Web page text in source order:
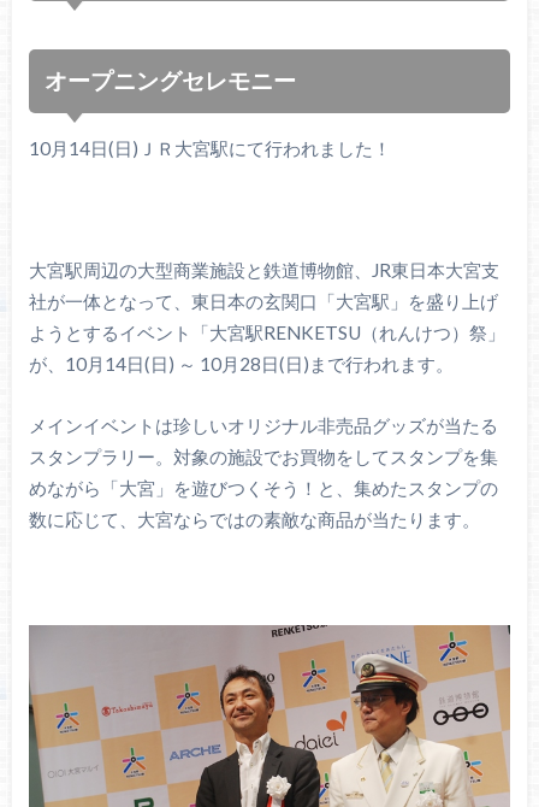
オープニングセレモニー
10月14日(日)ＪＲ大宮駅にて行われました！
大宮駅周辺の大型商業施設と鉄道博物館、JR東日本大宮支
社が一体となって、東日本の玄関口「大宮駅」を盛り上げ
ようとするイベント「大宮駅RENKETSU（れんけつ）祭」
が、10月14日(日) ～ 10月28日(日)まで行われます。
メインイベントは珍しいオリジナル非売品グッズが当たる
スタンプラリー。対象の施設でお買物をしてスタンプを集
めながら「大宮」を遊びつくそう！と、集めたスタンプの
数に応じて、大宮ならではの素敵な商品が当たります。